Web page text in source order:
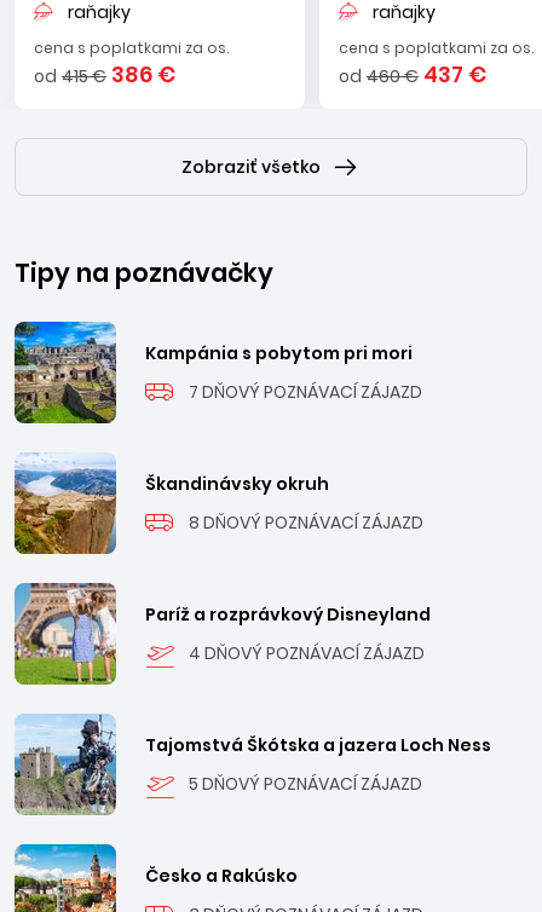
možnosťami. Všetky časti spája niekoľkokilometrová
piesková pláž rozdelená na približne 20 sektorov so
slnečníkmi a ležadlami. V celom stredisku je množstvo
typická dlhá nákupná promenáda. Lignano ponúka
predovšetkým najmladším návštevníkom zábavu a rôzne
aktivity – veľký aquapark, zoologickú záhradu Punta Verde,
raňajky
cena s poplatkami za os.
od 415 € 386 €
raňajky
cena s poplatkami za os.
od 460 € 437 €
Zobraziť všetko
Tipy na poznávačky
Kampánia s pobytom pri mori
7 DŇOVÝ POZNÁVACÍ ZÁJAZD
Škandinávsky okruh
8 DŇOVÝ POZNÁVACÍ ZÁJAZD
Paríž a rozprávkový Disneyland
4 DŇOVÝ POZNÁVACÍ ZÁJAZD
Tajomstvá Škótska a jazera Loch Ness
5 DŇOVÝ POZNÁVACÍ ZÁJAZD
Česko a Rakúsko